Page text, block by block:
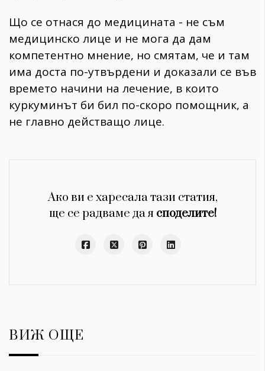
Що се отнася до медицината - не съм
медицинско лице и не мога да дам
компетентно мнение, но смятам, че и там
има доста по-утвърдени и доказали се във
времето начини на лечение, в които
куркуминът би бил по-скоро помощник, а
не главно действащо лице.
Ако ви е харесала тази статия,
ще се радваме да я споделите!
ВИЖ ОЩЕ